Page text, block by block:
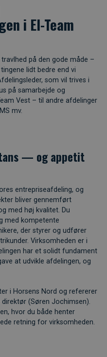
i El-Team
på den gode måde –
lidt bedre end vi
som vil trives i
på samarbejde og
Vest – til andre afdelinger
mv.
— og appetit
entrepriseafdeling, og
bliver gennemført
med høj kvalitet. Du
med kompetente
der styrer og udfører
Virksomheden er i
har et solidt fundament
at udvikle afdelingen, og
i Horsens Nord og refererer
(Søren Jochimsen).
hvor du både henter
retning for virksomheden.